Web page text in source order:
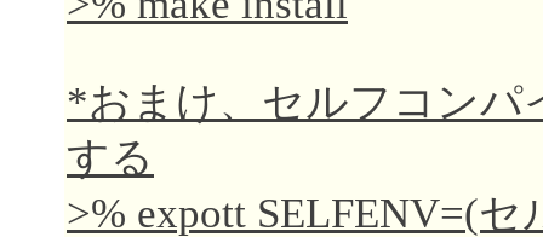
*おまけ、セルフコンパ
する
>% expott SELFENV=(